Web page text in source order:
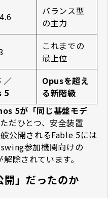
バランス型
の主力
これまでの
最上位
／
5
Opusを超え
る新階級
5が「同じ基盤モデ
だひとつ、安全装置
公開されるFable 5には
参加機関向けの
除されています。
」だったのか